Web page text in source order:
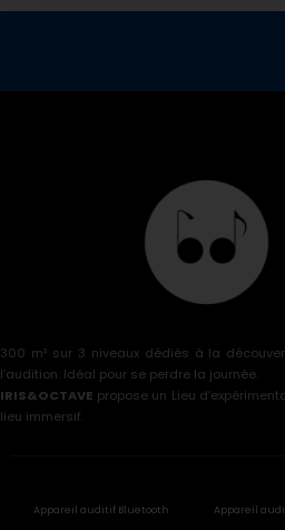
300 m² sur 3 niveaux dédiés à la
l’audition. Idéal pour se perdre la journée.
IRIS&OCTAVE propose un Lieu
lieu immersif.
Appareil auditif Bluetooth Appareil